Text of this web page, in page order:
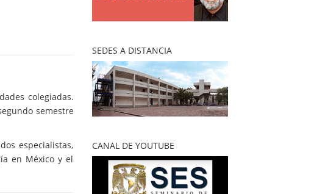
colegiadas.
semestre
especialistas,
en México y el
SEDES A DISTANCIA
CANAL DE YOUTUBE